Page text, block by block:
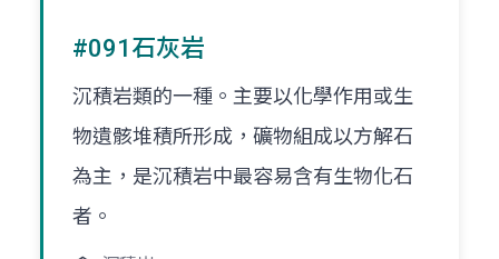
#091石灰岩
沉積岩類的一種。主要以化學作用或生
物遺骸堆積所形成，礦物組成以方解石
為主，是沉積岩中最容易含有生物化石
者。